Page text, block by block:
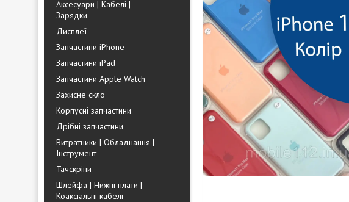
Аксесуари | Кабелі |
Зарядки
Дисплеї
Запчастини iPhone
Запчастини iPad
Запчастини Apple Watch
Захисне скло
Корпусні запчастини
Дрібні запчастини
Витратники | Обладнання |
Інструмент
Тачскріни
Шлейфа | Нижні плати |
Коаксіальні кабелі